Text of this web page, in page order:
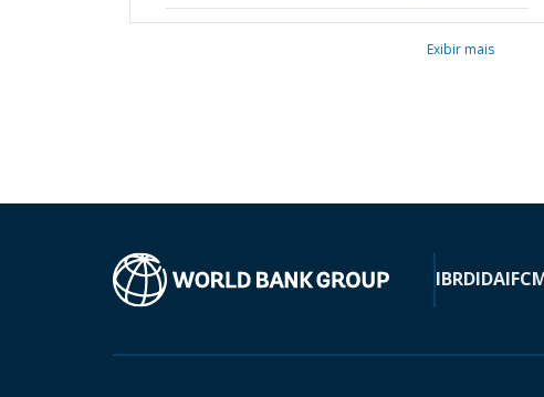
Exibir mais
IBRDIDAIFC